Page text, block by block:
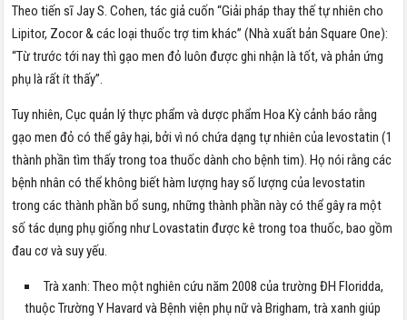
Theo tiến sĩ Jay S. Cohen, tác giả cuốn “Giải pháp thay thế tự nhiên cho
Lipitor, Zocor & các loại thuốc trợ tim khác” (Nhà xuất bản Square One):
“Từ trước tới nay thì gạo men đỏ luôn được ghi nhận là tốt, và phản ứng
phụ là rất ít thấy”.
Tuy nhiên, Cục quản lý thực phẩm và dược phẩm Hoa Kỳ cảnh báo rằng
gạo men đỏ có thể gây hại, bởi vì nó chứa dạng tự nhiên của levostatin (1
thành phần tìm thấy trong toa thuốc dành cho bệnh tim). Họ nói rằng các
bệnh nhân có thể không biết hàm lượng hay số lượng của levostatin
trong các thành phần bổ sung, những thành phần này có thể gây ra một
số tác dụng phụ giống như Lovastatin được kê trong toa thuốc, bao gồm
đau cơ và suy yếu.
Trà xanh: Theo một nghiên cứu năm 2008 của trường ĐH Floridda,
thuộc Trường Y Havard và Bệnh viện phụ nữ và Brigham, trà xanh giúp